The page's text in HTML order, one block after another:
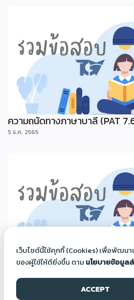
ความถนัดทางภาษาบาลี (PAT
5 ธ.ค. 2565
ความถนัดทางภาษาอาหรับ
5 ธ.ค. 2565
เว็บไซต์นี้ใช้คุกกี้ (Cookies) เพื่อพัฒน
ของผู้ใช้ให้ดียิ่งขึ้น ตาม นโยบายข้อมูล
ACCEPT